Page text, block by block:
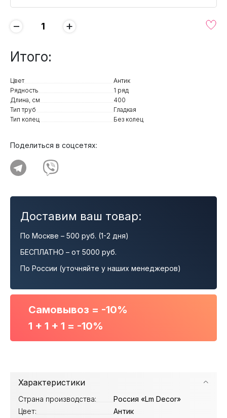
− +
Итого:
Цвет
Антик
Рядность
1 ряд
Длина, см
400
Тип труб
Гладкая
Тип колец
Без колец
Поделиться в соцсетях:
Доставим ваш товар:
По Москве – 500 руб. (1-2 дня)
БЕСПЛАТНО – от 5000 руб.
По России (уточняйте у наших менеджеров)
Самовывоз = -10%
1 + 1 + 1 = -10%
Характеристики
Страна производства:
Россия «Lm Decor»
Цвет:
Антик